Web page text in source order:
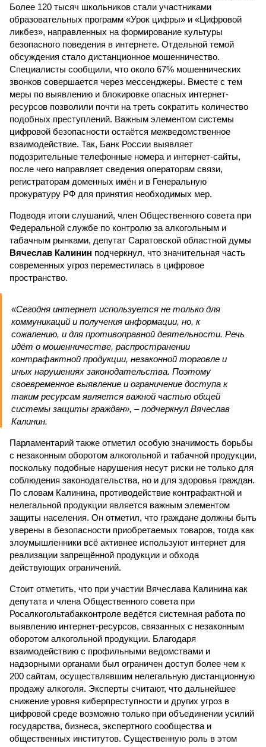
Более 120 тысяч школьников стали участниками
образовательных программ «Урок цифры» и «Цифровой
ликбез», направленных на формирование культуры
безопасного поведения в интернете. Отдельной темой
обсуждения стало дистанционное мошенничество.
Специалисты сообщили, что около 67% мошеннических
звонков совершается через мессенджеры. Вместе с тем
меры по выявлению и блокировке опасных интернет-
ресурсов позволили почти на треть сократить количество
подобных преступлений. Важным элементом системы
цифровой безопасности остаётся межведомственное
взаимодействие. Так, Банк России выявляет
подозрительные телефонные номера и интернет-сайты,
после чего направляет сведения операторам связи,
регистраторам доменных имён и в Генеральную
прокуратуру РФ для принятия необходимых мер.
Подводя итоги слушаний, член Общественного совета при
Федеральной службе по контролю за алкогольным и
табачным рынками, депутат Саратовской областной думы
Вячеслав Калинин подчеркнул, что значительная часть
современных угроз переместилась в цифровое
пространство.
«Сегодня интернет используется не только для
коммуникаций и получения информации, но, к
сожалению, и для противоправной деятельности. Речь
идёт о мошенничестве, распространении
контрафактной продукции, незаконной торговле и
иных нарушениях законодательства. Поэтому
своевременное выявление и ограничение доступа к
таким ресурсам является важной частью общей
системы защиты граждан», – подчеркнул Вячеслав
Калинин.
Парламентарий также отметил особую значимость борьбы
с незаконным оборотом алкогольной и табачной продукции,
поскольку подобные нарушения несут риски не только для
соблюдения законодательства, но и для здоровья граждан.
По словам Калинина, противодействие контрафактной и
нелегальной продукции является важным элементом
защиты населения. Он отметил, что граждане должны быть
уверены в безопасности приобретаемых товаров, тогда как
злоумышленники всё активнее используют интернет для
реализации запрещённой продукции и обхода
действующих ограничений.
Стоит отметить, что при участии Вячеслава Калинина как
депутата и члена Общественного совета при
Росалкогольтабакконтроле ведётся системная работа по
выявлению интернет-ресурсов, связанных с незаконным
оборотом алкогольной продукции. Благодаря
взаимодействию с профильными ведомствами и
надзорными органами был ограничен доступ более чем к
200 сайтам, осуществлявшим нелегальную дистанционную
продажу алкоголя. Эксперты считают, что дальнейшее
снижение уровня киберпреступности и других угроз в
цифровой среде возможно только при объединении усилий
государства, бизнеса, экспертного сообщества и
общественных институтов. Существенную роль в этом